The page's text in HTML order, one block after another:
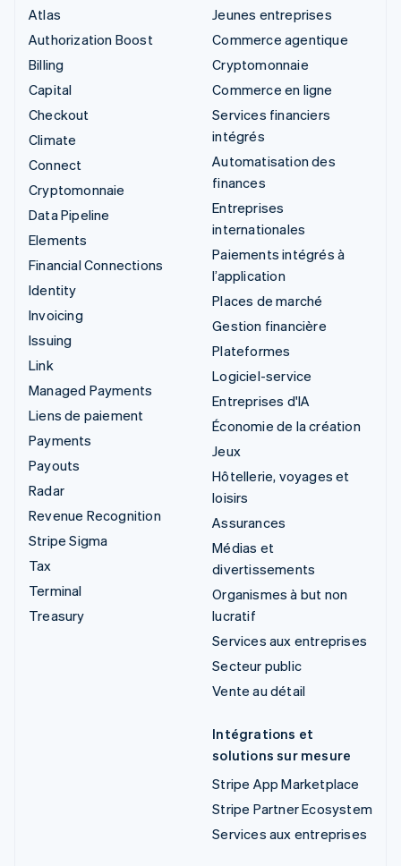
Atlas
Authorization Boost
Billing
Capital
Checkout
Climate
Connect
Cryptomonnaie
Data Pipeline
Elements
Financial Connections
Identity
Invoicing
Issuing
Link
Managed Payments
Liens de paiement
Payments
Payouts
Radar
Revenue Recognition
Stripe Sigma
Tax
Terminal
Treasury
Jeunes entreprises
Commerce agentique
Cryptomonnaie
Commerce en ligne
Services financiers
intégrés
Automatisation des
finances
Entreprises
internationales
Paiements intégrés à
l’application
Places de marché
Gestion financière
Plateformes
Logiciel-service
Entreprises d'IA
Économie de la création
Jeux
Hôtellerie, voyages et
loisirs
Assurances
Médias et
divertissements
Organismes à but non
lucratif
Services aux entreprises
Secteur public
Vente au détail
Intégrations et
solutions sur mesure
Stripe App Marketplace
Stripe Partner Ecosystem
Services aux entreprises